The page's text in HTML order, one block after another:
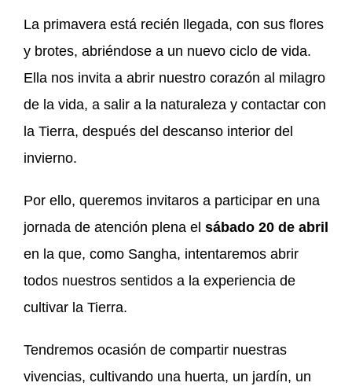
La primavera está recién llegada, con sus flores
y brotes, abriéndose a un nuevo ciclo de vida.
Ella nos invita a abrir nuestro corazón al milagro
de la vida, a salir a la naturaleza y contactar con
la Tierra, después del descanso interior del
invierno.
Por ello, queremos invitaros a participar en una
jornada de atención plena el sábado 20 de abril
en la que, como Sangha, intentaremos abrir
todos nuestros sentidos a la experiencia de
cultivar la Tierra.
Tendremos ocasión de compartir nuestras
vivencias, cultivando una huerta, un jardín, un